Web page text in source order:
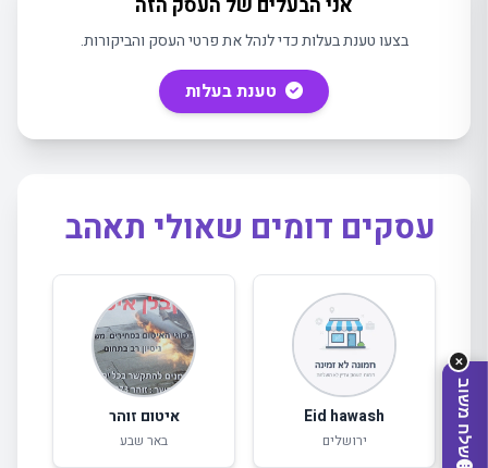
מהמחפשים היום?
אני הבעלים של העסק הזה
בצעו טענת בעלות כדי לנהל את פרטי העסק והביקורות.
טענת בעלות
עסקים דומים שאולי תאהב
Eid hawash
ירושלים
איטום זוהר
באר שבע
✕
שלח משוב